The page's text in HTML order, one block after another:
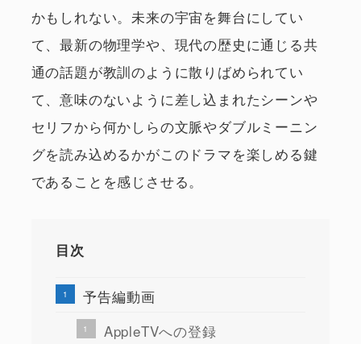
かもしれない。未来の宇宙を舞台にしてい
て、最新の物理学や、現代の歴史に通じる共
通の話題が教訓のように散りばめられてい
て、意味のないように差し込まれたシーンや
セリフから何かしらの文脈やダブルミーニン
グを読み込めるかがこのドラマを楽しめる鍵
であることを感じさせる。
目次
予告編動画
AppleTVへの登録